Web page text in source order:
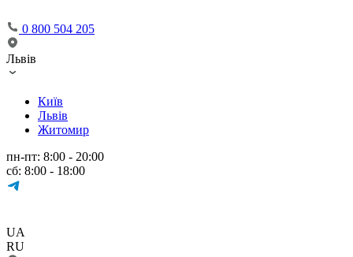
0 800 504 205
Львів
Київ
Львів
Житомир
пн-пт: 8:00 - 20:00
сб: 8:00 - 18:00
UA
RU